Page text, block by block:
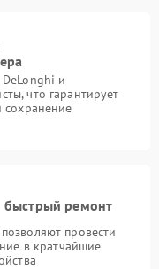
и
что гарантирует
сохранение
быстрый ремонт
провести
в кратчайшие